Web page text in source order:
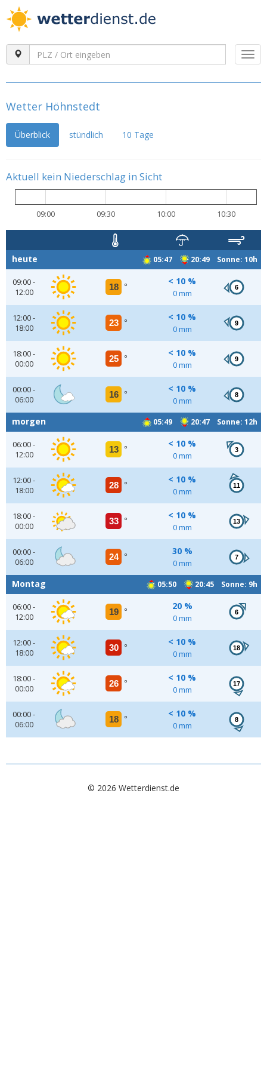
Wetter Höhnstedt
Überblick stündlich 10 Tage
Aktuell kein Niederschlag in Sicht
09:00 09:30 10:00 10:30
05:47 20:49 Sonne: 10h
heute
09:00 -
12:00
18 °
< 10 %
0 mm
6
12:00 -
18:00
23 °
< 10 %
0 mm
9
18:00 -
00:00
25 °
< 10 %
0 mm
9
00:00 -
06:00
16 °
< 10 %
0 mm
8
05:49 20:47 Sonne: 12h
morgen
06:00 -
12:00
13 °
< 10 %
0 mm
3
12:00 -
18:00
28 °
< 10 %
0 mm
11
18:00 -
00:00
33 °
< 10 %
0 mm
13
00:00 -
06:00
24 °
30 %
0 mm
7
05:50 20:45 Sonne: 9h
Montag
06:00 -
12:00
19 °
20 %
0 mm
6
12:00 -
18:00
30 °
< 10 %
0 mm
18
18:00 -
00:00
26 °
< 10 %
0 mm
17
00:00 -
06:00
18 °
< 10 %
0 mm
8
© 2026 Wetterdienst.de